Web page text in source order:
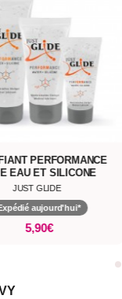
PERFORMANCE
EAU ET SILICONE
JUST GLIDE
aujourd'hui*
5,90€